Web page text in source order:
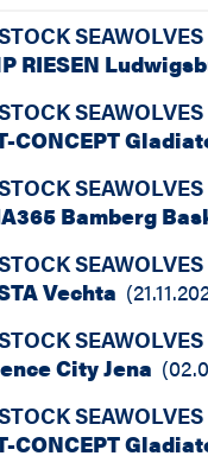
SEAWOLVES
RIESEN
SEAWOLVES
CONCEPT
SEAWOLVES
Bamberg
SEAWOLVES
Vechta (
SEAWOLVES
City Jena (
SEAWOLVES
CONCEPT